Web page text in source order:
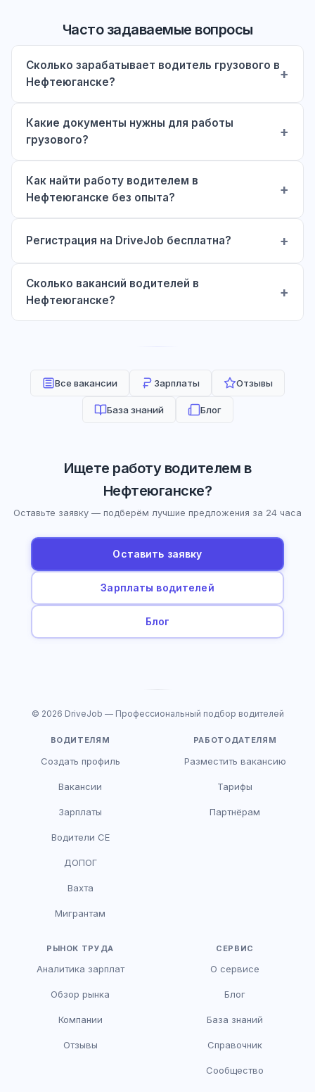
Часто задаваемые вопросы
Сколько зарабатывает водитель грузового в
Нефтеюганске?
Какие документы нужны для работы
грузового?
Как найти работу водителем в
Нефтеюганске без опыта?
Регистрация на DriveJob бесплатна?
Сколько вакансий водителей в
Нефтеюганске?
Все вакансии Зарплаты Отзывы
База знаний Блог
Ищете работу водителем в
Нефтеюганске?
Оставьте заявку — подберём лучшие предложения за 24 часа
Оставить заявку
Зарплаты водителей
Блог
© 2026 DriveJob — Профессиональный подбор водителей
ВОДИТЕЛЯМ
Создать профиль
Вакансии
Зарплаты
Водители CE
ДОПОГ
Вахта
Мигрантам
РАБОТОДАТЕЛЯМ
Разместить вакансию
Тарифы
Партнёрам
РЫНОК ТРУДА
Аналитика зарплат
Обзор рынка
Компании
Отзывы
СЕРВИС
О сервисе
Блог
База знаний
Справочник
Сообщество
HR-консультант
Здравствуйте! Я AI-консультант DriveJob.
помочь?